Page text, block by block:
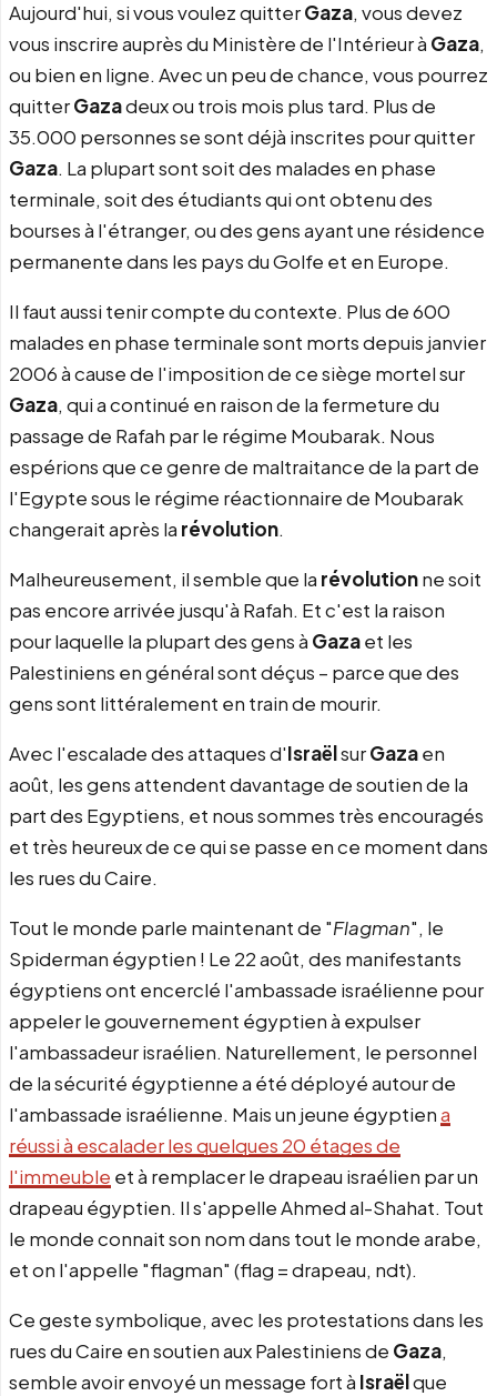
Aujourd'hui, si vous voulez quitterGaza, vous devez
vous inscrire auprès du Ministère de l'Intérieur à Gaza,
ou bien en ligne. Avec un peu de chance, vous pourrez
quitterGazadeux ou trois mois plus tard. Plus de
35.000 personnes se sont déjà inscrites pour quitter
Gaza. La plupart sont soit des malades en phase
terminale, soit des étudiants qui ont obtenu des
bourses à l'étranger, ou des gens ayant une résidence
permanente dans les pays du Golfe et en Europe.
Il faut aussi tenir compte du contexte. Plus de 600
malades en phase terminale sont morts depuis janvier
2006 à cause de l'imposition de ce siège mortel sur
Gaza, qui a continué en raison de la fermeture du
passage de Rafah par le régime Moubarak. Nous
espérions que ce genre de maltraitance de la part de
l'Egypte sous le régime réactionnaire de Moubarak
changerait après la révolution.
Malheureusement, il semble que la révolutionne soit
pas encore arrivée jusqu'à Rafah. Et c'est la raison
pour laquelle la plupart des gens à Gazaet les
Palestiniens en général sont déçus – parce que des
gens sont littéralement en train de mourir.
Avec l'escalade des attaques d'IsraëlsurGazaen
août, les gens attendent davantage de soutien de la
part des Egyptiens, et nous sommes très encouragés
et très heureux de ce qui se passe en ce moment dans
les rues du Caire.
Tout le monde parle maintenant de "Flagman", le
Spiderman égyptien ! Le 22 août, des manifestants
égyptiens ont encerclé l'ambassade israélienne pour
appeler le gouvernement égyptien à expulser
l'ambassadeur israélien. Naturellement, le personnel
de la sécurité égyptienne a été déployé autour de
l'ambassade israélienne. Mais un jeune égyptiena
réussi à escalader les quelques 20 étages de
l'immeuble et à remplacer le drapeau israélien par un
drapeau égyptien. Il s'appelle Ahmed al-Shahat. Tout
le monde connait son nom dans tout le monde arabe,
et on l'appelle "flagman" (flag = drapeau, ndt).
Ce geste symbolique, avec les protestations dans les
rues du Caire en soutien aux Palestiniens de Gaza,
semble avoir envoyé un message fort à Israëlque